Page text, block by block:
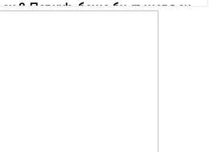
в Перник, баща би дъщеря си